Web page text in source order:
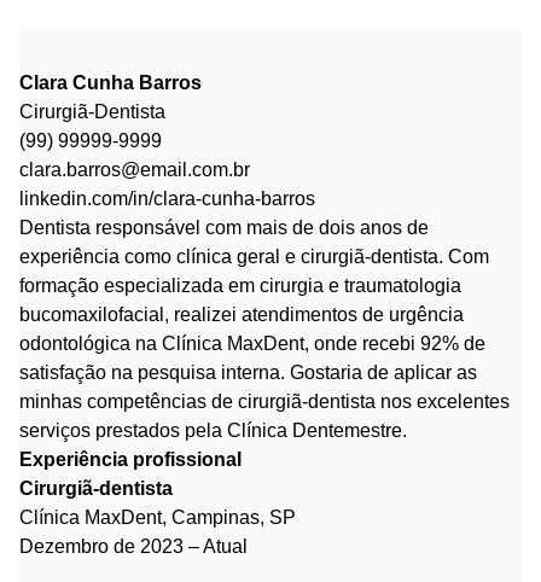
Clara Cunha Barros
Cirurgiã-Dentista
(99) 99999-9999
clara.barros@email.com.br
linkedin.com/in/clara-cunha-barros
Dentista responsável com mais de dois anos de
experiência como clínica geral e cirurgiã-dentista. Com
formação especializada em cirurgia e traumatologia
bucomaxilofacial, realizei atendimentos de urgência
odontológica na Clínica MaxDent, onde recebi 92% de
satisfação na pesquisa interna. Gostaria de aplicar as
minhas competências de cirurgiã-dentista nos excelentes
serviços prestados pela Clínica Dentemestre.
Experiência profissional
Cirurgiã-dentista
Clínica MaxDent, Campinas, SP
Dezembro de 2023 – Atual